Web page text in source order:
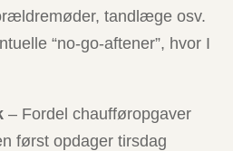
tandlæge osv.
“no-go-aftener”, hvor I
– Fordel chaufføropgaver
først opdager tirsdag